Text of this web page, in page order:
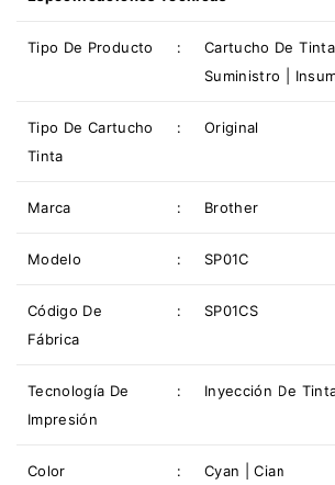
Tipo De Producto :
Cartucho De
Suministro |
Tipo De Cartucho
Tinta
: Original
Marca : Brother
Modelo : SP01C
Código De
Fábrica
: SP01CS
Tecnología De
Impresión
: Inyección De
Color : Cyan | Cian